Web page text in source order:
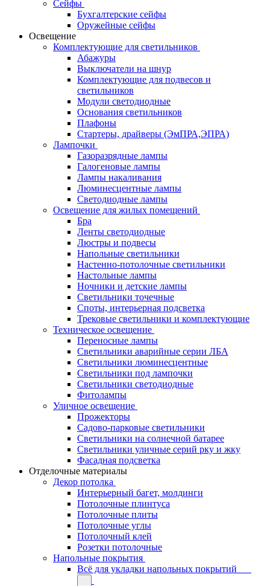
Сейфы
Бухгалтерские сейфы
Оружейные сейфы
Освещение
Комплектующие для светильников
Абажуры
Выключатели на шнур
Комплектующие для подвесов и
светильников
Модули светодиодные
Основания светильников
Плафоны
Стартеры, драйверы (ЭмПРА,ЭПРА)
Лампочки
Газоразрядные лампы
Галогеновые лампы
Лампы накаливания
Люминесцентные лампы
Светодиодные лампы
Освещение для жилых помещений
Бра
Ленты светодиодные
Люстры и подвесы
Напольные светильники
Настенно-потолочные светильники
Настольные лампы
Ночники и детские лампы
Светильники точечные
Споты, интерьерная подсветка
Трековые светильники и комплектующие
Техническое освещение
Переносные лампы
Светильники аварийные серии ЛБА
Светильники люминесцентные
Светильники под лампочки
Светильники светодиодные
Фитолампы
Уличное освещение
Прожекторы
Садово-парковые светильники
Светильники на солнечной батарее
Светильники уличные серий рку и жку
Фасадная подсветка
Отделочные материалы
Декор потолка
Интерьерный багет, молдинги
Потолочные плинтуса
Потолочные плиты
Потолочные углы
Потолочный клей
Розетки потолочные
Напольные покрытия
Всё для укладки напольных покрытий